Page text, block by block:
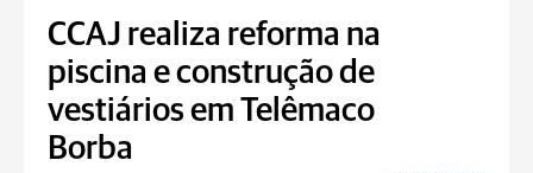
CCAJ realiza reforma na
piscina e construção de
vestiários em Telêmaco
Borba